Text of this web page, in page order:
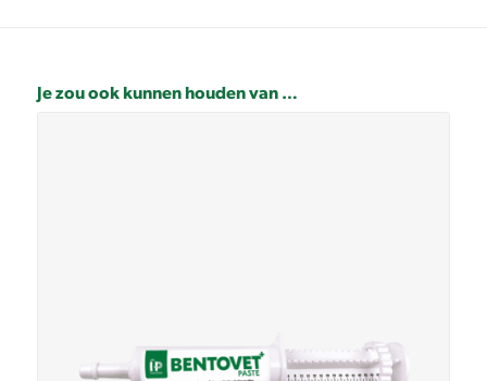
Je zou ook kunnen houden van …